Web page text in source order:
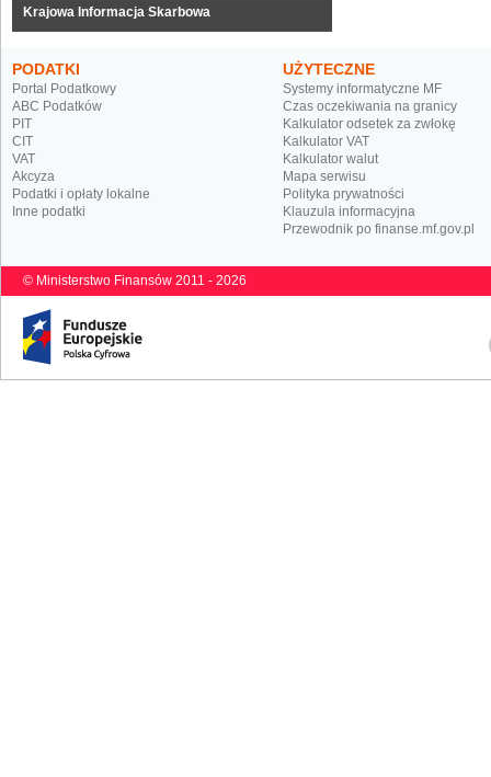
Krajowa Informacja Skarbowa
PODATKI
Portal Podatkowy
ABC Podatków
PIT
CIT
VAT
Akcyza
Podatki i opłaty lokalne
Inne podatki
UŻYTECZNE
Systemy informatyczne MF
Czas oczekiwania na granicy
Kalkulator odsetek za zwłokę
Kalkulator VAT
Kalkulator walut
Mapa serwisu
Polityka prywatności
Klauzula informacyjna
Przewodnik po finanse.mf.gov.pl
© Ministerstwo Finansów 2011 - 2026